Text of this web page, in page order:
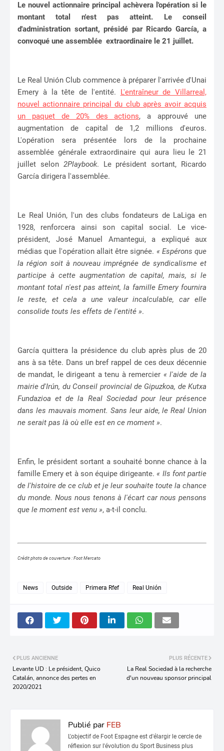
Le nouvel actionnaire principal achèvera l'opération si le
montant total n'est pas atteint. Le conseil
d'administration sortant, présidé par Ricardo García, a
convoqué une assemblée extraordinaire le 21 juillet.
Le Real Unión Club commence à préparer l'arrivée d'Unai
Emery à la tête de l'entité.
L'entraîneur de Villarreal,
nouvel actionnaire principal du club après avoir acquis
un paquet de 20% des actions, a approuvé une
augmentation de capital de 1,2 millions d'euros.
L'opération sera présentée lors de la prochaine
assemblée générale extraordinaire qui aura lieu le 21
juillet selon 2Playbook. Le président sortant, Ricardo
García dirigera l'assemblée.
Le Real Unión, l'un des clubs fondateurs de LaLiga en
1928, renforcera ainsi son capital social. Le vice-
président, José Manuel Amantegui, a expliqué aux
médias que l'opération allait être signée. « Espérons que
la région soit à nouveau imprégnée de syndicalisme et
participe à cette augmentation de capital, mais, si le
montant total n'est pas atteint, la famille Emery fournira
le reste, et cela a une valeur incalculable, car elle
consolide touts les effets de l'entité ».
García quittera la présidence du club après plus de 20
ans à sa tête. Dans un bref rappel de ces deux décennie
de mandat, le dirigeant a tenu à remercier « l'aide de la
mairie d'Irún, du Conseil provincial de Gipuzkoa, de Kutxa
Fundazioa et de la Real Sociedad pour leur présence
dans les mauvais moment. Sans leur aide, le Real Union
ne serait pas là où elle est en ce moment ».
Enfin, le président sortant a souhaité bonne chance à la
famille Emery et à son équipe dirigeante. « Ils font partie
de l'histoire de ce club et je leur souhaite toute la chance
du monde. Nous nous tenons à l'écart car nous pensons
que le moment est venu », a-t-il conclu.
Crédit photo de couverture : Foot Mercato
News Outside Primera Rfef Real Unión
PLUS RÉCENTE
La Real Sociedad à la recherche
d'un nouveau sponsor principal
PLUS ANCIENNE
Levante UD : Le président, Quico
Catalán, annonce des pertes en
2020/2021
Publié par FEB
L'objectif de Foot Espagne est d'élargir le cercle de
réflexion sur l'évolution du Sport Business plus